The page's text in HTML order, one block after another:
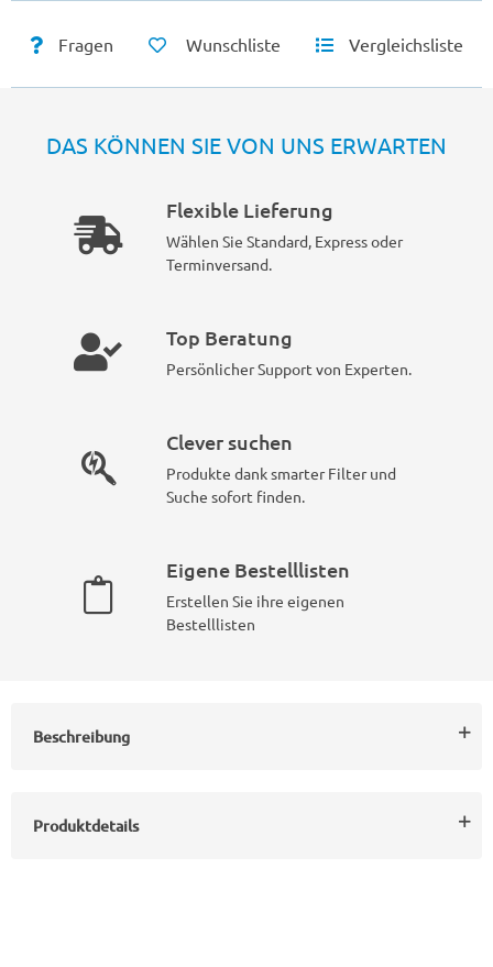
Fragen Wunschliste Vergleichsliste
DAS KÖNNEN SIE VON UNS ERWARTEN
Flexible Lieferung
Wählen Sie Standard, Express oder
Terminversand.
Top Beratung
Persönlicher Support von Experten.
Clever suchen
Produkte dank smarter Filter und
Suche sofort finden.
Eigene Bestelllisten
Erstellen Sie ihre eigenen
Bestelllisten
Beschreibung
Produktdetails